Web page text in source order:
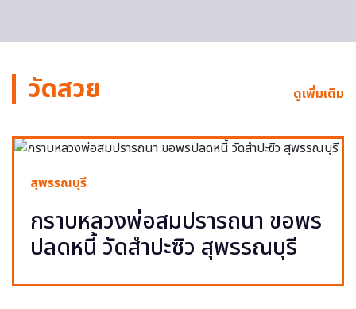
วัดสวย ดูเพิ่มเติม
สุพรรณบุรี
กราบหลวงพ่อสมปรารถนา ขอพร
ปลดหนี้ วัดสำปะซิว สุพรรณบุรี